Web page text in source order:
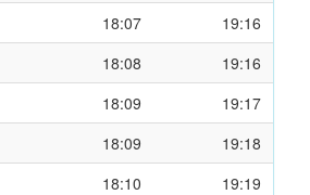
18:07
19:16
18:08
19:16
18:09
19:17
18:09
19:18
18:10
19:19